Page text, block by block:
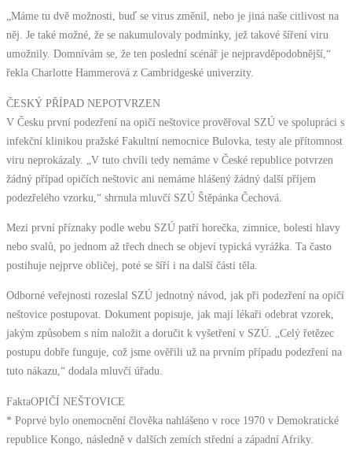
„Máme tu dvě možnosti, buď se virus změnil, nebo je jiná naše citlivost na
něj. Je také možné, že se nakumulovaly podmínky, jež takové šíření viru
umožnily. Domnívám se, že ten poslední scénář je nejpravděpodobnější,“
řekla Charlotte Hammerová z Cambridgeské univerzity.
ČESKÝ PŘÍPAD NEPOTVRZEN
V Česku první podezření na opičí neštovice prověřoval SZÚ ve spolupráci s
infekční klinikou pražské Fakultní nemocnice Bulovka, testy ale přítomnost
viru neprokázaly. „V tuto chvíli tedy nemáme v České republice potvrzen
žádný případ opičích neštovic ani nemáme hlášený žádný další příjem
podezřelého vzorku,“ shrnula mluvčí SZÚ Štěpánka Čechová.
Mezi první příznaky podle webu SZÚ patří horečka, zimnice, bolesti hlavy
nebo svalů, po jednom až třech dnech se objeví typická vyrážka. Ta často
postihuje nejprve obličej, poté se šíří i na další části těla.
Odborné veřejnosti rozeslal SZÚ jednotný návod, jak při podezření na opičí
neštovice postupovat. Dokument popisuje, jak mají lékaři odebrat vzorek,
jakým způsobem s ním naložit a doručit k vyšetření v SZÚ. „Celý řetězec
postupu dobře funguje, což jsme ověřili už na prvním případu podezření na
tuto nákazu,“ dodala mluvčí úřadu.
FaktaOPIČÍ NEŠTOVICE
* Poprvé bylo onemocnění člověka nahlášeno v roce 1970 v Demokratické
republice Kongo, následně v dalších zemích střední a západní Afriky.